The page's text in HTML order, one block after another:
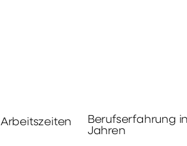
Arbeitszeiten
Berufserfahrung in
Jahren